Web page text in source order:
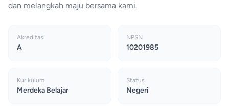
dan melangkah maju bersama kami.
Akreditasi
A
NPSN
10201985
Kurikulum
Merdeka Belajar
Status
Negeri